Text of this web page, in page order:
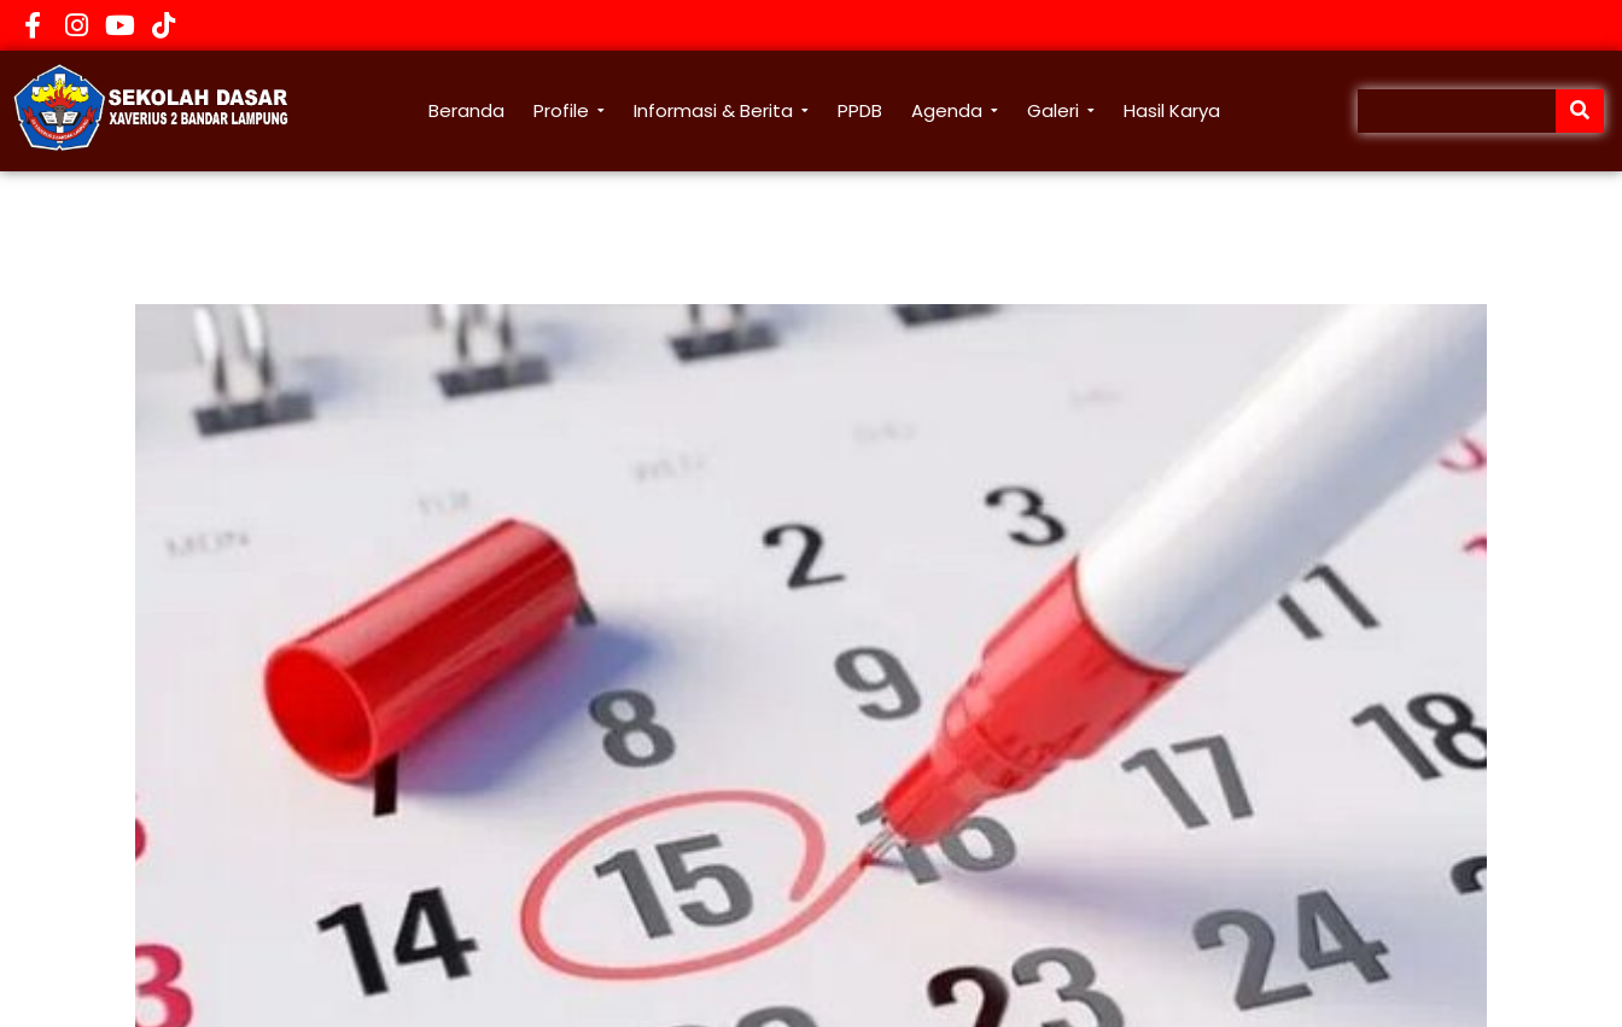
Beranda Profile Informasi & Berita PPDB Agenda Galeri Hasil Karya